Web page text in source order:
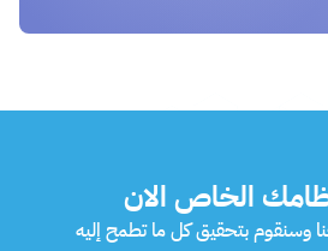
الخاص الان
وسنقوم بتحقيق كل ما تطمح إليه